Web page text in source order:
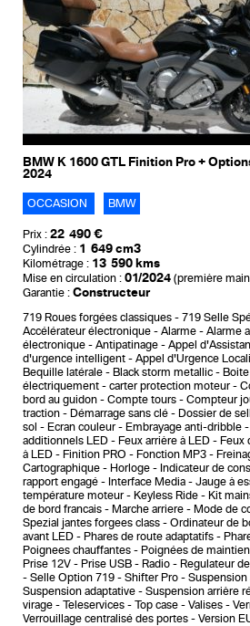
BMW K 1600 GTL Finition Pro +
2024
OCCASION BMW
Prix : 22 490 €
Cylindrée : 1 649 cm3
Kilométrage : 13 590 kms
Mise en circulation : 01/2024 (première
Garantie : Constructeur
719 Roues forgées classiques 719 Selle
Accélérateur électronique
Alarme Alarme
électronique
Antipatinage Appel
d'urgence intelligent
Appel d'Urgence
Bequille latérale
Black storm metallic
électriquement
carter protection moteur
bord au guidon
Compte tours Compteur
traction
Démarrage sans clé Dossier de
sol
Ecran couleur Embrayage anti-dribble
additionnels LED
Feux arrière à LED Feux
à LED
Finition PRO Fonction MP3
Cartographique
Horloge Indicateur de
rapport engagé
Interface Media Jauge à
température moteur
Keyless Ride Kit
de bord francais
Marche arriere Mode de
Spezial jantes forgees class
Ordinateur de
avant LED
Phares de route adaptatifs
Poignees chauffantes
Poignées de
Prise 12V
Prise USB Radio Regulateur
Selle Option 719
Shifter Pro
Suspension
Suspension adaptative
Suspension arrière
virage
Teleservices Top case Valises
Verrouillage centralisé des portes
Version